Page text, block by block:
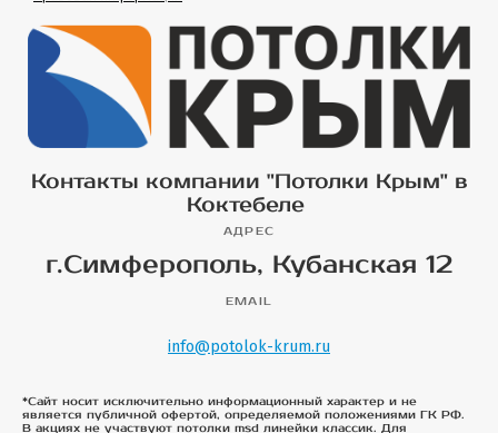
Контакты компании "Потолки Крым" в
Коктебеле
АДРЕС
г.Симферополь, Кубанская 12
EMAIL
info@potolok-krum.ru
*Сайт носит исключительно информационный характер и не
является публичной офертой, определяемой положениями ГК РФ.
В акциях не участвуют потолки msd линейки классик. Для